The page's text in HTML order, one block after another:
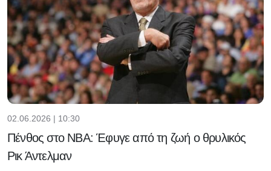
02.06.2026 | 10:30
Πένθος στο NBA: Έφυγε από τη ζωή ο θρυλικός
Ρικ Άντελμαν